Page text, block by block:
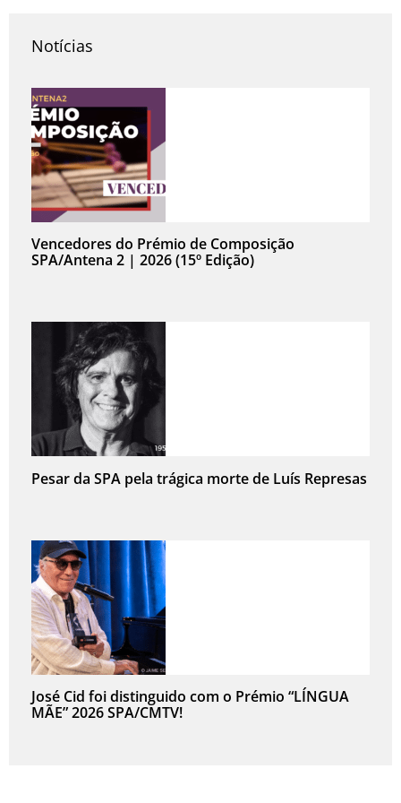
Notícias
Vencedores do Prémio de Composição
SPA/Antena 2 | 2026 (15º Edição)
Pesar da SPA pela trágica morte de Luís Represas
José Cid foi distinguido com o Prémio “LÍNGUA
MÃE” 2026 SPA/CMTV!